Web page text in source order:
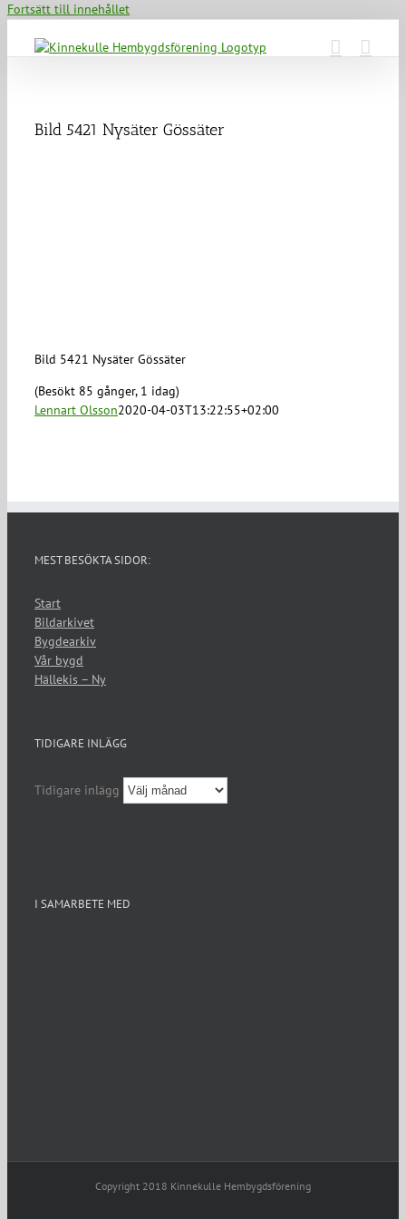
Fortsätt till innehållet
Bild 5421 Nysäter Gössäter
Bild 5421 Nysäter Gössäter
(Besökt 85 gånger, 1 idag)
Lennart Olsson2020-04-03T13:22:55+02:00
MEST BESÖKTA SIDOR:
Start
Bildarkivet
Bygdearkiv
Vår bygd
Hällekis – Ny
TIDIGARE INLÄGG
Tidigare inlägg
I SAMARBETE MED
Copyright 2018 Kinnekulle Hembygdsförening